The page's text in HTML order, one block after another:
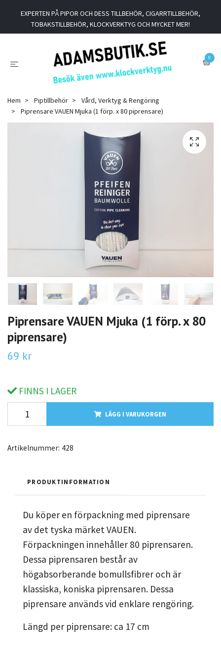
EXPERTEN PÅ PIPOR OCH DESS TILLBEHÖR, CIGARRTILLBEHÖR,
TOBAKSTILLBEHÖR, KLOCKVERKTYG OCH MYCKET MER!
0
Hem Piptillbehör
Vård, Verktyg & Rengöring
Piprensare VAUEN Mjuka (1 förp. x 80 piprensare)
Piprensare VAUEN Mjuka (1 förp. x 80
piprensare)
69 kr
FINNS I LAGER
LÄGG I VARUKORGEN
Artikelnummer: 428
PRODUKTINFORMATION
Du köper en förpackning med piprensare
av det tyska märket VAUEN.
Förpackningen innehåller 80 piprensaren.
Dessa piprensaren består av
högabsorberande bomullsfibrer och är
klassiska, koniska piprensaren. Dessa
piprensare används vid enklare rengöring.
Längd per piprensare: ca 17 cm